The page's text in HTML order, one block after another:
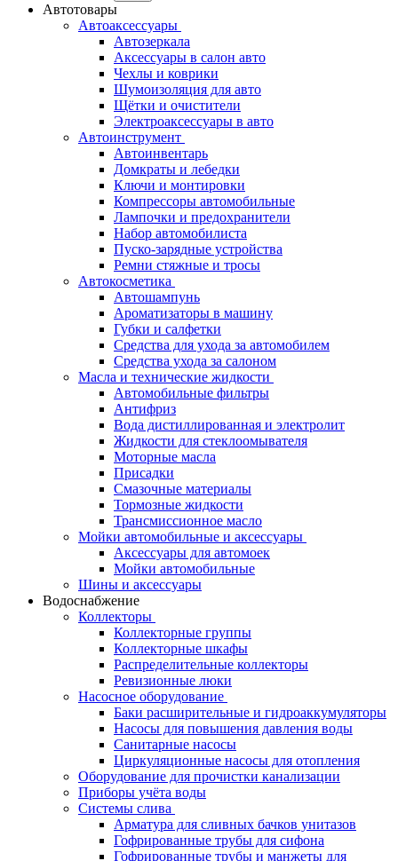
Автотовары
Автоаксессуары
Автозеркала
Аксессуары в салон авто
Чехлы и коврики
Шумоизоляция для авто
Щётки и очистители
Электроаксессуары в авто
Автоинструмент
Автоинвентарь
Домкраты и лебедки
Ключи и монтировки
Компрессоры автомобильные
Лампочки и предохранители
Набор автомобилиста
Пуско-зарядные устройства
Ремни стяжные и тросы
Автокосметика
Автошампунь
Ароматизаторы в машину
Губки и салфетки
Средства для ухода за автомобилем
Средства ухода за салоном
Масла и технические жидкости
Автомобильные фильтры
Антифриз
Вода дистиллированная и электролит
Жидкости для стеклоомывателя
Моторные масла
Присадки
Смазочные материалы
Тормозные жидкости
Трансмиссионное масло
Мойки автомобильные и аксессуары
Аксессуары для автомоек
Мойки автомобильные
Шины и аксессуары
Водоснабжение
Коллекторы
Коллекторные группы
Коллекторные шкафы
Распределительные коллекторы
Ревизионные люки
Насосное оборудование
Баки расширительные и гидроаккумуляторы
Насосы для повышения давления воды
Санитарные насосы
Циркуляционные насосы для отопления
Оборудование для прочистки канализации
Приборы учёта воды
Системы слива
Арматура для сливных бачков унитазов
Гофрированные трубы для сифона
Гофрированные трубы и манжеты для